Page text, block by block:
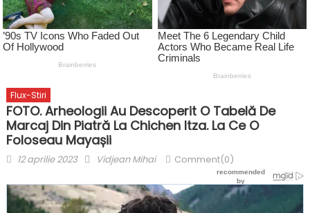
Flux-Stiri
FOTO. Arheologii Au Descoperit O Tabelă De
Marcaj Din Piatră La Chichen Itza. La Ce O
Foloseau Mayașii
Posted
12 aprilie 2023 Author
Vidjean Mihai Comment(0)